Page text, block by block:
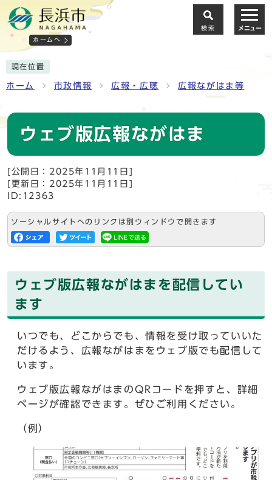
ホームへ
検索 メニュー
現在位置
ホーム 市政情報 広報・広聴 広報ながはま等
ウェブ版広報ながはま
[公開日：2025年11月11日]
[更新日：2025年11月11日]
ID:12363
ソーシャルサイトへのリンクは別ウィンドウで開きます
ウェブ版広報ながはまを配信してい
ます
いつでも、どこからでも、情報を受け取っていいた
だけるよう、広報ながはまをウェブ版でも配信して
います。
ウェブ版広報ながはまのQRコードを押すと、詳細
ページが確認できます。ぜひご利用ください。
（例）